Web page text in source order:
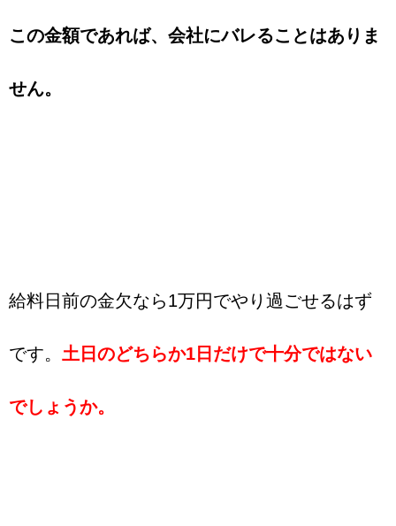
この金額であれば、会社にバレることはありま
せん。
給料日前の金欠なら1万円でやり過ごせるはず
です。 土日のどちらか1日だけで十分ではない
でしょうか。